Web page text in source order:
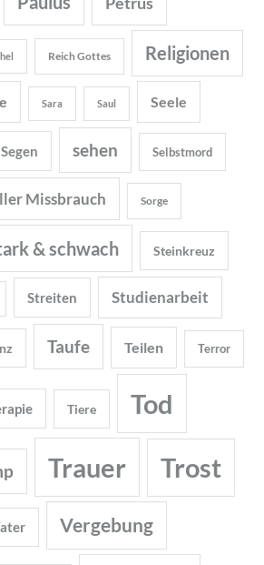
Reich Gottes Religionen
Sara Saul Seele
Segen sehen Selbstmord
Missbrauch Sorge
& schwach Steinkreuz
Streiten Studienarbeit
Taufe Teilen Terror
Tiere Tod
Trauer Trost
Vergebung